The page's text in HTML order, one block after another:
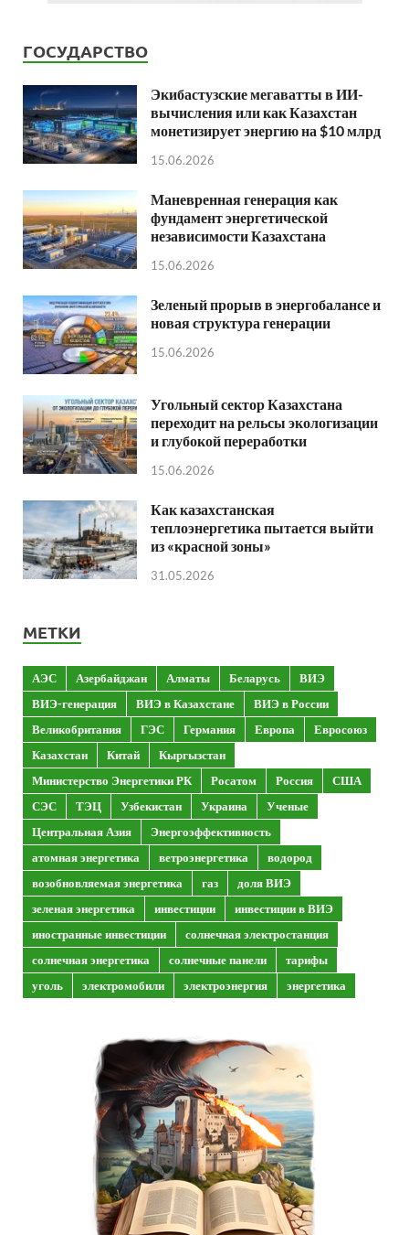
ГОСУДАРСТВО
Экибастузские мегаватты в ИИ-
вычисления или как Казахстан
монетизирует энергию на $10 млрд
15.06.2026
Маневренная генерация как
фундамент энергетической
независимости Казахстана
15.06.2026
Зеленый прорыв в энергобалансе и
новая структура генерации
15.06.2026
Угольный сектор Казахстана
переходит на рельсы экологизации
и глубокой переработки
15.06.2026
Как казахстанская
теплоэнергетика пытается выйти
из «красной зоны»
31.05.2026
МЕТКИ
АЭС Азербайджан Алматы Беларусь
ВИЭ
ВИЭ-генерация
ВИЭ в Казахстане
ВИЭ в России
Великобритания
ГЭС Германия Европа
Евросоюз
Казахстан
Китай
Кыргызстан
Министерство Энергетики РК
Росатом Россия
США
СЭС
ТЭЦ Узбекистан Украина
Ученые
Центральная Азия
Энергоэффективность
атомная энергетика
ветроэнергетика
водород
возобновляемая энергетика
газ
доля ВИЭ
зеленая энергетика
инвестиции
инвестиции в ВИЭ
иностранные инвестиции
солнечная электростанция
солнечная энергетика
солнечные панели
тарифы
уголь
электромобили электроэнергия энергетика